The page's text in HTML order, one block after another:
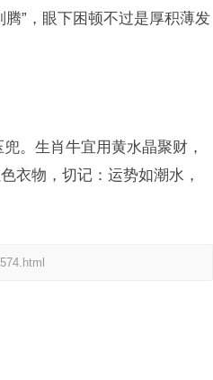
”，眼下困顿不过是厚积薄发
。生肖牛宜用黄水晶聚财，
衣物，切记：运势如潮水，